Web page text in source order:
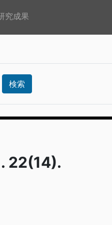
究成果
検索
22(14).